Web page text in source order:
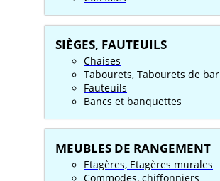
SIÈGES, FAUTEUILS
Chaises
Tabourets, Tabourets de bar
Fauteuils
Bancs et banquettes
MEUBLES DE RANGEMENT
Etagères, Etagères murales
Commodes, chiffonniers